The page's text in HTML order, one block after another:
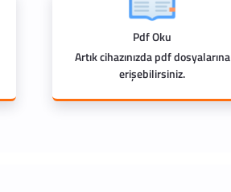
Pdf Oku
Artık cihazınızda pdf dosyalarına
erişebilirsiniz.